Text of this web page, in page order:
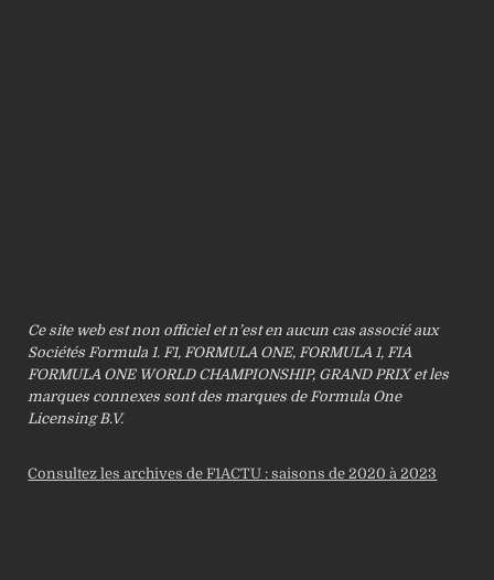
Ce site web est non officiel et n’est en aucun cas associé aux
Sociétés Formula 1. F1, FORMULA ONE, FORMULA 1, FIA
FORMULA ONE WORLD CHAMPIONSHIP, GRAND PRIX et les
marques connexes sont des marques de Formula One
Licensing B.V.
Consultez les archives de F1ACTU : saisons de 2020 à 2023